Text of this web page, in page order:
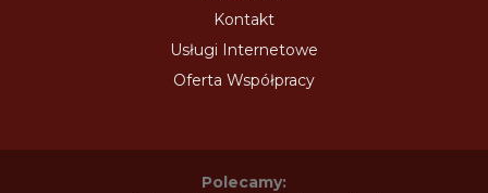
Kontakt
Usługi Internetowe
Oferta Współpracy
Polecamy: